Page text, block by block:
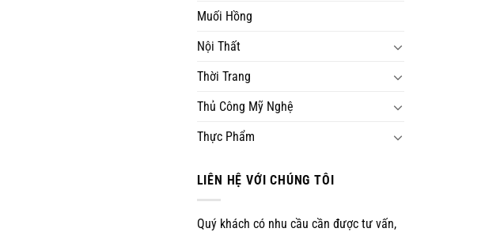
Muối Hồng
Nội Thất
Thời Trang
Thủ Công Mỹ Nghệ
Thực Phẩm
LIÊN HỆ VỚI CHÚNG TÔI
Quý khách có nhu cầu cần được tư vấn,